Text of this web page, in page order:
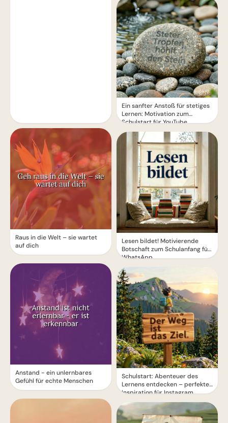
Raus in die Welt – sie wartet
auf dich
Anstand - ein unlernbares
Gefühl für echte Menschen
Ein sanfter Anstoß für stetiges
Lernen: Motivation zum
Schulstart für YouTube.
Lesen bildet! Motivierende
Botschaft zum Schulanfang für
WhatsApp
Schulstart: Abenteuer des
Lernens entdecken – perfekte
Inspiration für Instagram